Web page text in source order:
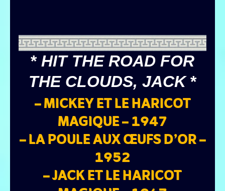
* HIT THE ROAD FOR
THE CLOUDS, JACK*
– MICKEY ET LE HARICOT
MAGIQUE – 1947
– LA POULE AUX ŒUFS D’OR –
1952
– JACK ET LE HARICOT